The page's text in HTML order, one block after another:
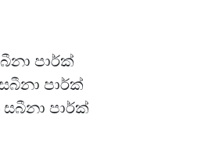
පාර්ක්
පාර්ක්
පාර්ක්